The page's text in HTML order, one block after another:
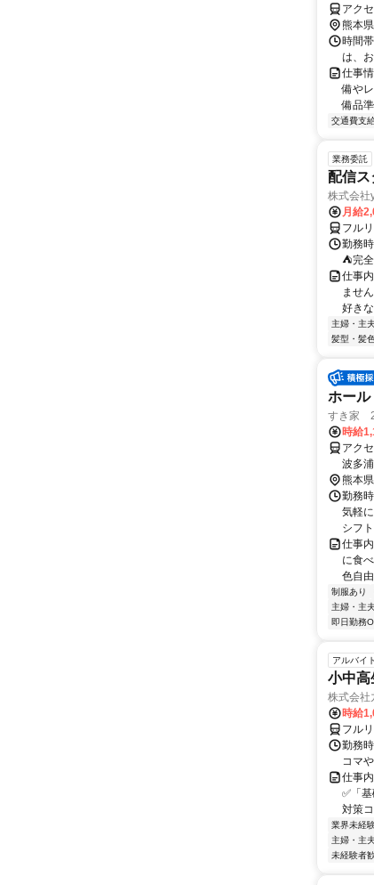
アク
熊本
時間
は、
仕事
備や
備品
交通費支
業務委託
配信ス
株式会社
月給
フル
勤務
⛺完
仕事
ませ
好き
主婦・主
髪型・髪
ホール
すき家
時給
アク
波多
熊本
勤務
気軽
シフ
仕事
に食
色自
制服あり
主婦・主
即日勤務
アルバイ
小中高
株式会社
時給
フル
勤務
コマ
仕事
✅「
対策
業界未経
主婦・主
未経験者